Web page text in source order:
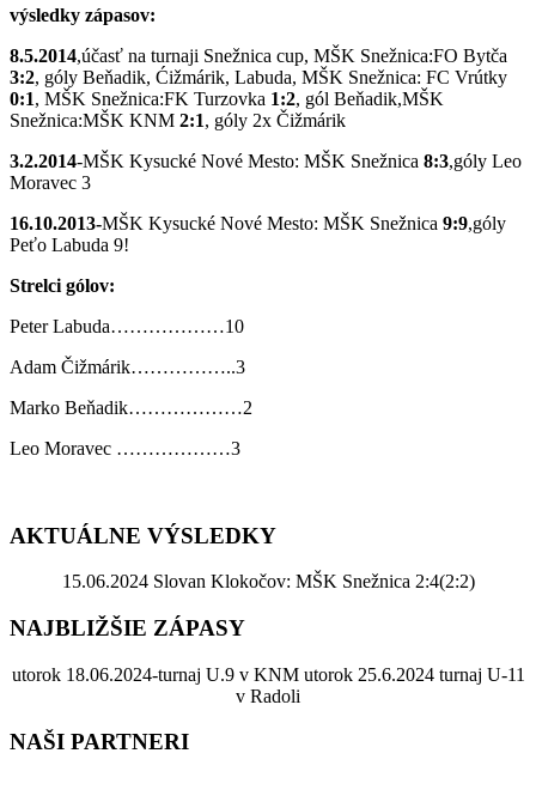
výsledky zápasov:
8.5.2014,účasť na turnaji Snežnica cup, MŠK Snežnica:FO Bytča
3:2, góly Beňadik, Ćižmárik, Labuda, MŠK Snežnica: FC Vrútky
0:1, MŠK Snežnica:FK Turzovka 1:2, gól Beňadik,MŠK
Snežnica:MŠK KNM 2:1, góly 2x Čižmárik
3.2.2014-MŠK Kysucké Nové Mesto: MŠK Snežnica 8:3,góly Leo
Moravec 3
16.10.2013-MŠK Kysucké Nové Mesto: MŠK Snežnica 9:9,góly
Peťo Labuda 9!
Strelci gólov:
Peter Labuda………………10
Adam Čižmárik……………..3
Marko Beňadik………………2
Leo Moravec ………………3
AKTUÁLNE VÝSLEDKY
15.06.2024 Slovan Klokočov: MŠK Snežnica 2:4(2:2)
NAJBLIŽŠIE ZÁPASY
utorok 18.06.2024-turnaj U.9 v KNM utorok 25.6.2024 turnaj U-11
v Radoli
NAŠI PARTNERI